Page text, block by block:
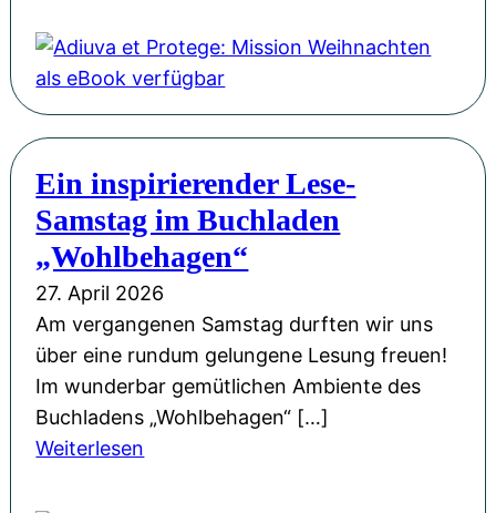
H
L
u
d
w
i
g
s
b
u
r
g
g
-
S
a
ß
!
r
F
o
r
i
n
M
ü
l
l
e
r
ö
f
f
e
n
t
l
i
c
h
t
M
u
s
i
u
e
t
P
r
t
e
:
Ein inspirierender Lese-
Samstag im Buchladen
„Wohlbehagen“
27. April 2026
Am vergangenen Samstag durften wir uns
über eine rundum gelungene Lesung freuen!
Im wunderbar gemütlichen Ambiente des
Buchladens „Wohlbehagen“ […]
Weiterlesen